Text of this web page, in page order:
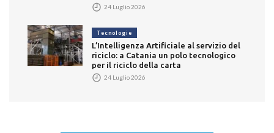
24 Luglio 2026
Tecnologie
L’Intelligenza Artificiale al servizio del
riciclo: a Catania un polo tecnologico
per il riciclo della carta
24 Luglio 2026